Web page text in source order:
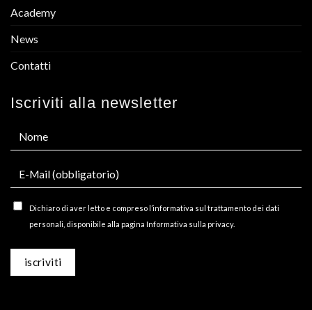
Academy
News
Contatti
Iscriviti alla newsletter
Dichiaro di aver letto e compreso l’informativa sul trattamento dei dati
personali, disponibile alla pagina Informativa sulla privacy.